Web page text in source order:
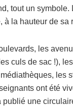
tout un
à la hauteur de sa
les
culs de sac !),
les
ont été
une